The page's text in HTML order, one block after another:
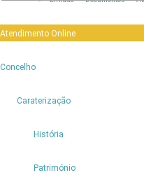
Atendimento Online
Concelho
Caraterização
História
Património
Ata Nº 1/2019 - Reunião
Municipal de Porto Moniz